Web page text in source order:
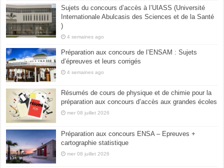
Sujets du concours d’accès à l’UIASS (Université
Internationale Abulcasis des Sciences et de la Santé
)
4 semaines ago
Préparation aux concours de l’ENSAM : Sujets
d’épreuves et leurs corrigés
4 semaines ago
Résumés de cours de physique et de chimie pour la
préparation aux concours d’accès aux grandes écoles
mer 08 juillet 2026
Préparation aux concours ENSA – Epreuves +
cartographie statistique
mer 08 juillet 2026